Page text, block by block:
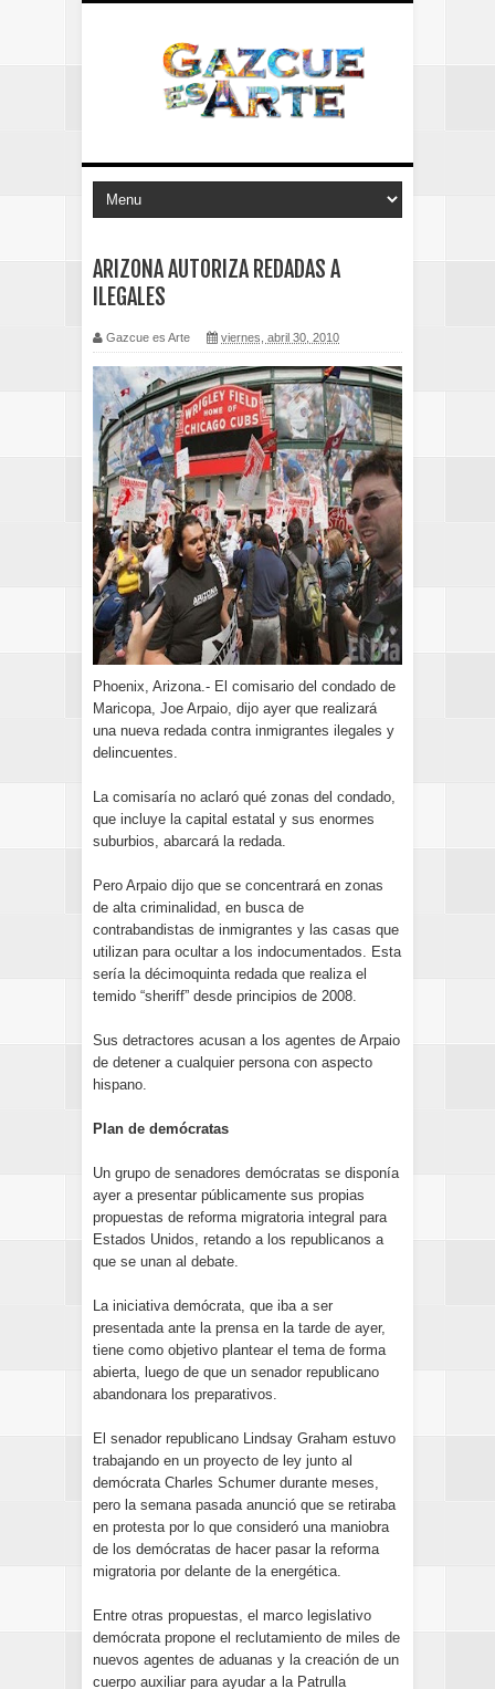
ARIZONA AUTORIZA REDADAS A
ILEGALES
Gazcue es Arte viernes, abril 30, 2010
Phoenix, Arizona.- El comisario del condado de
Maricopa, Joe Arpaio, dijo ayer que realizará
una nueva redada contra inmigrantes ilegales y
delincuentes.
La comisaría no aclaró qué zonas del condado,
que incluye la capital estatal y sus enormes
suburbios, abarcará la redada.
Pero Arpaio dijo que se concentrará en zonas
de alta criminalidad, en busca de
contrabandistas de inmigrantes y las casas que
utilizan para ocultar a los indocumentados. Esta
sería la décimoquinta redada que realiza el
temido “sheriff” desde principios de 2008.
Sus detractores acusan a los agentes de Arpaio
de detener a cualquier persona con aspecto
hispano.
Plan de demócratas
Un grupo de senadores demócratas se disponía
ayer a presentar públicamente sus propias
propuestas de reforma migratoria integral para
Estados Unidos, retando a los republicanos a
que se unan al debate.
La iniciativa demócrata, que iba a ser
presentada ante la prensa en la tarde de ayer,
tiene como objetivo plantear el tema de forma
abierta, luego de que un senador republicano
abandonara los preparativos.
El senador republicano Lindsay Graham estuvo
trabajando en un proyecto de ley junto al
demócrata Charles Schumer durante meses,
pero la semana pasada anunció que se retiraba
en protesta por lo que consideró una maniobra
de los demócratas de hacer pasar la reforma
migratoria por delante de la energética.
Entre otras propuestas, el marco legislativo
demócrata propone el reclutamiento de miles de
nuevos agentes de aduanas y la creación de un
cuerpo auxiliar para ayudar a la Patrulla